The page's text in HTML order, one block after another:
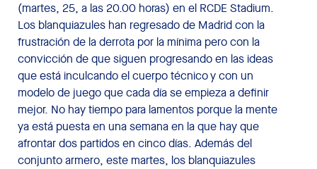
(martes, 25, a las 20.00 horas) en el RCDE Stadium.
Los blanquiazules han regresado de Madrid con la
frustración de la derrota por la mínima pero con la
convicción de que siguen progresando en las ideas
que está inculcando el cuerpo técnico y con un
modelo de juego que cada día se empieza a definir
mejor. No hay tiempo para lamentos porque la mente
ya está puesta en una semana en la que hay que
afrontar dos partidos en cinco días. Además del
conjunto armero, este martes, los blanquiazules